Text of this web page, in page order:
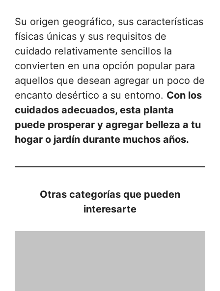
Su origen geográfico, sus características
físicas únicas y sus requisitos de
cuidado relativamente sencillos la
convierten en una opción popular para
aquellos que desean agregar un poco de
encanto desértico a su entorno. Con los
cuidados adecuados, esta planta
puede prosperar y agregar belleza a tu
hogar o jardín durante muchos años.
Otras categorías que pueden
interesarte